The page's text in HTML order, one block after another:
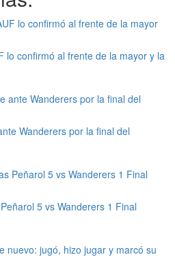
lo confirmó al frente de la mayor y la
Wanderers por la final del
5 vs Wanderers 1 Final